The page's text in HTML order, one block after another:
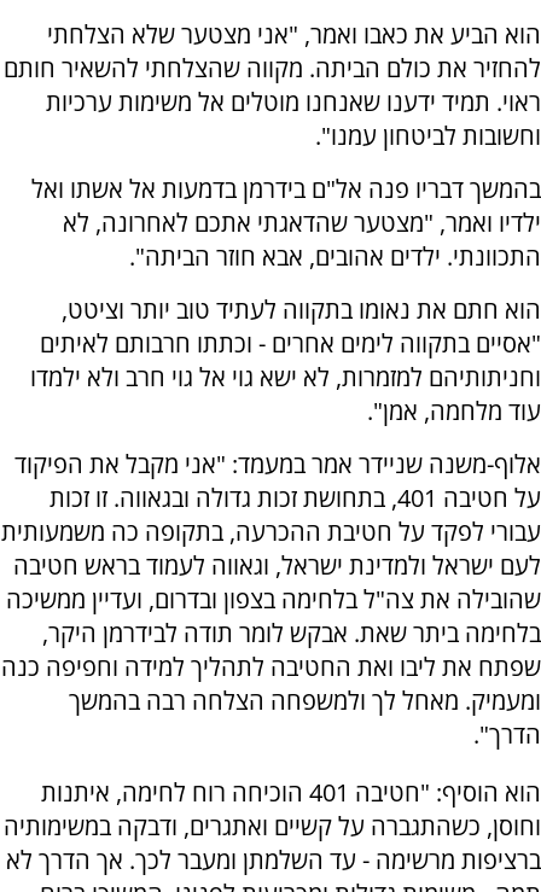
הוא הביע את כאבו ואמר, "אני מצטער שלא הצלחתי
להחזיר את כולם הביתה. מקווה שהצלחתי להשאיר חותם
ראוי. תמיד ידענו שאנחנו מוטלים אל משימות ערכיות
וחשובות לביטחון עמנו".
בהמשך דבריו פנה אל"ם בידרמן בדמעות אל אשתו ואל
ילדיו ואמר, "מצטער שהדאגתי אתכם לאחרונה, לא
התכוונתי. ילדים אהובים, אבא חוזר הביתה".
הוא חתם את נאומו בתקווה לעתיד טוב יותר וציטט,
"אסיים בתקווה לימים אחרים - וכתתו חרבותם לאיתים
וחניתותיהם למזמרות, לא ישא גוי אל גוי חרב ולא ילמדו
עוד מלחמה, אמן".
אלוף-משנה שניידר אמר במעמד: "אני מקבל את הפיקוד
על חטיבה 401, בתחושת זכות גדולה ובגאווה. זו זכות
עבורי לפקד על חטיבת ההכרעה, בתקופה כה משמעותית
לעם ישראל ולמדינת ישראל, וגאווה לעמוד בראש חטיבה
שהובילה את צה"ל בלחימה בצפון ובדרום, ועדיין ממשיכה
בלחימה ביתר שאת. אבקש לומר תודה לבידרמן היקר,
שפתח את ליבו ואת החטיבה לתהליך למידה וחפיפה כנה
ומעמיק. מאחל לך ולמשפחה הצלחה רבה בהמשך
הדרך".
הוא הוסיף: "חטיבה 401 הוכיחה רוח לחימה, איתנות
וחוסן, כשהתגברה על קשיים ואתגרים, ודבקה במשימותיה
ברציפות מרשימה - עד השלמתן ומעבר לכך. אך הדרך לא